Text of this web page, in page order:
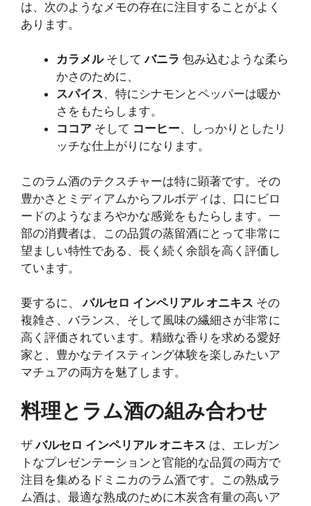
は、次のようなメモの存在に注目することがよく
あります。
カラメルそしてバニラ 包み込むような柔ら
かさのために、
スパイス、特にシナモンとペッパーは暖か
さをもたらします。
ココア そして コーヒー、しっかりとしたリ
ッチな仕上がりになります。
このラム酒のテクスチャーは特に顕著です。その
豊かさとミディアムからフルボディは、口にビロ
ードのようなまろやかな感覚をもたらします。一
部の消費者は、この品質の蒸留酒にとって非常に
望ましい特性である、長く続く余韻を高く評価し
ています。
要するに、バルセロ インペリアル オニキス その
複雑さ、バランス、そして風味の繊細さが非常に
高く評価されています。精緻な香りを求める愛好
家と、豊かなテイスティング体験を楽しみたいア
マチュアの両方を魅了します。
料理とラム酒の組み合わせ
ザバルセロ インペリアル オニキス は、エレガン
トなプレゼンテーションと官能的な品質の両方で
注目を集めるドミニカのラム酒です。この熟成ラ
ム酒は、最適な熟成のために木炭含有量の高いア